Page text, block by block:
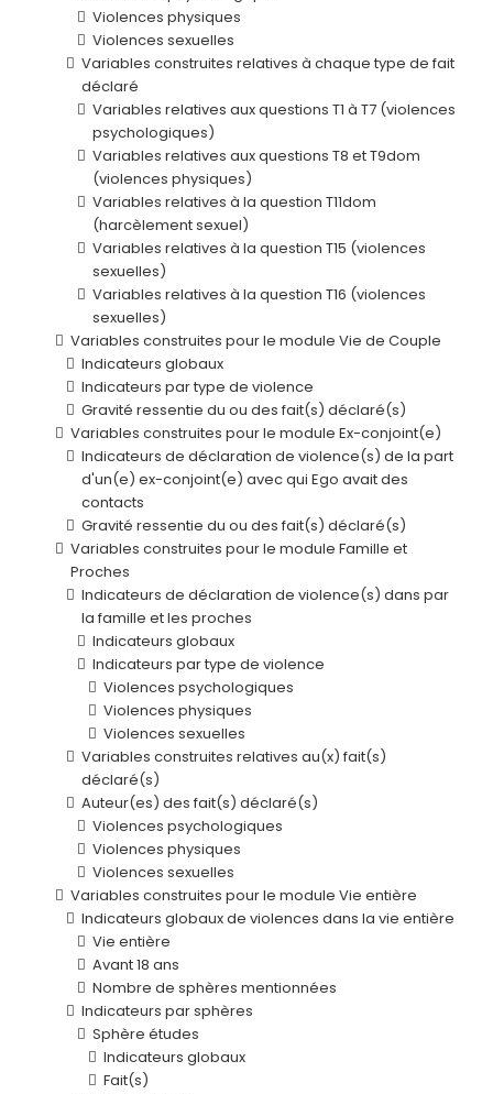
Violences physiques
Violences sexuelles
Variables construites relatives à chaque type de fait
déclaré
Variables relatives aux questions T1 à T7 (violences
psychologiques)
Variables relatives aux questions T8 et T9dom
(violences physiques)
Variables relatives à la question T11dom
(harcèlement sexuel)
Variables relatives à la question T15 (violences
sexuelles)
Variables relatives à la question T16 (violences
sexuelles)
Variables construites pour le module Vie de Couple
Indicateurs globaux
Indicateurs par type de violence
Gravité ressentie du ou des fait(s) déclaré(s)
Variables construites pour le module Ex-conjoint(e)
Indicateurs de déclaration de violence(s) de la part
d'un(e) ex-conjoint(e) avec qui Ego avait des
contacts
Gravité ressentie du ou des fait(s) déclaré(s)
Variables construites pour le module Famille et
Proches
Indicateurs de déclaration de violence(s) dans par
la famille et les proches
Indicateurs globaux
Indicateurs par type de violence
Violences psychologiques
Violences physiques
Violences sexuelles
Variables construites relatives au(x) fait(s)
déclaré(s)
Auteur(es) des fait(s) déclaré(s)
Violences psychologiques
Violences physiques
Violences sexuelles
Variables construites pour le module Vie entière
Indicateurs globaux de violences dans la vie entière
Vie entière
Avant 18 ans
Nombre de sphères mentionnées
Indicateurs par sphères
Sphère études
Indicateurs globaux
Fait(s)